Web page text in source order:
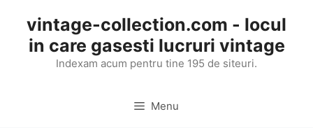
content
vintage-collection.com - locul
in care gasesti lucruri vintage
Indexam acum pentru tine 195 de siteuri.
Menu